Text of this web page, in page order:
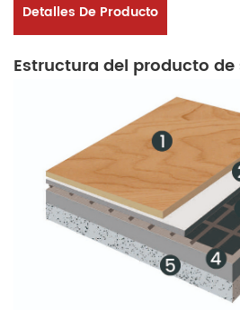
Detalles De Producto
Estructura del producto